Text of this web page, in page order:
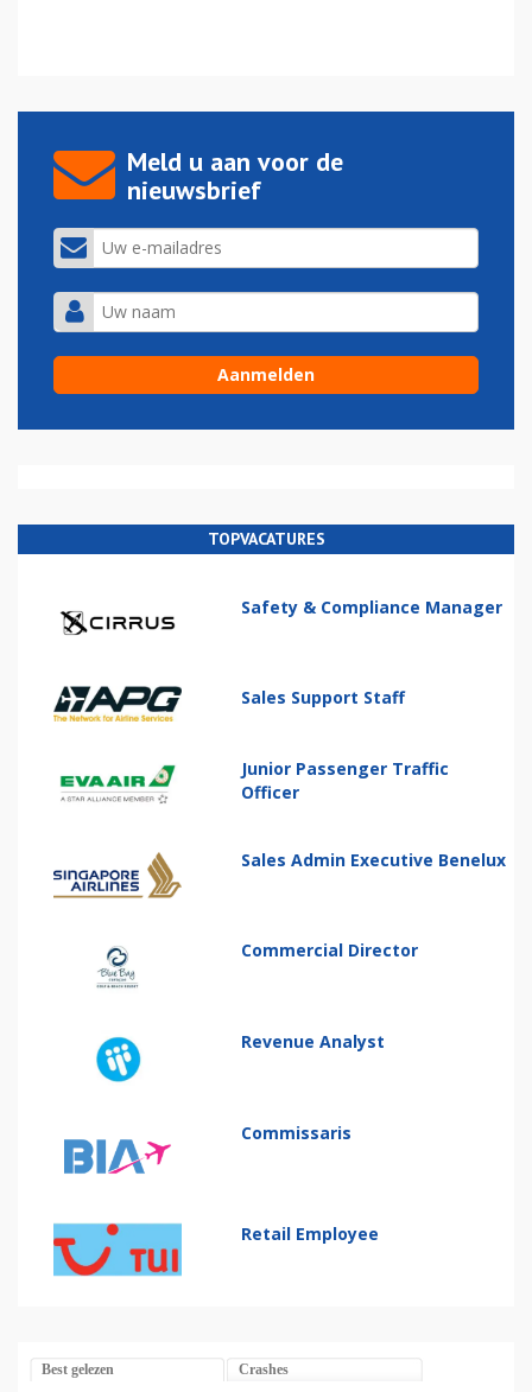
Meld u aan voor de
nieuwsbrief
TOPVACATURES
Safety & Compliance Manager
Sales Support Staff
Junior Passenger Traffic
Officer
Sales Admin Executive Benelux
Commercial Director
Revenue Analyst
Commissaris
Retail Employee
Best gelezen Crashes